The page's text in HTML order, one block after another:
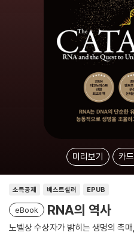
미리보기 카
소득공제 베스트셀러 EPUB
eBook RNA의 역사
노벨상 수상자가 밝히는 생명의 촉